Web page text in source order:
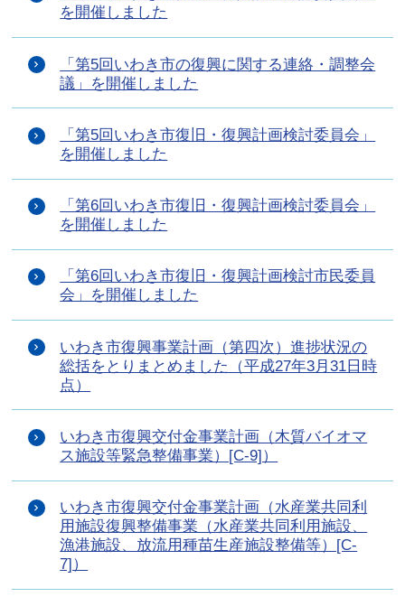
を開催しました
「第5回いわき市の復興に関する連絡・調整会
議」を開催しました
「第5回いわき市復旧・復興計画検討委員会」
を開催しました
「第6回いわき市復旧・復興計画検討委員会」
を開催しました
「第6回いわき市復旧・復興計画検討市民委員
会」を開催しました
いわき市復興事業計画（第四次）進捗状況の
総括をとりまとめました（平成27年3月31日時
点）
いわき市復興交付金事業計画（木質バイオマ
ス施設等緊急整備事業）[C-9]）
いわき市復興交付金事業計画（水産業共同利
用施設復興整備事業（水産業共同利用施設、
漁港施設、放流用種苗生産施設整備等）[C-
7]）